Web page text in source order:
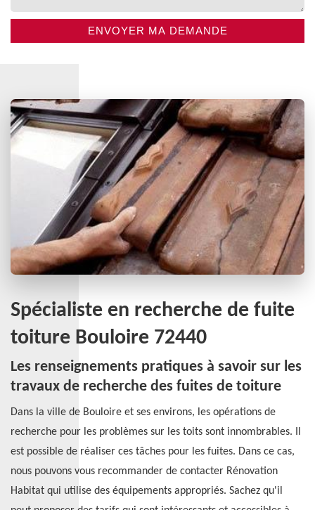
Spécialiste en recherche de fuite
toiture Bouloire 72440
Les renseignements pratiques à savoir sur les
travaux de recherche des fuites de toiture
Dans la ville de Bouloire et ses environs, les opérations de
recherche pour les problèmes sur les toits sont innombrables. Il
est possible de réaliser ces tâches pour les fuites. Dans ce cas,
nous pouvons vous recommander de contacter Rénovation
Habitat qui utilise des équipements appropriés. Sachez qu'il